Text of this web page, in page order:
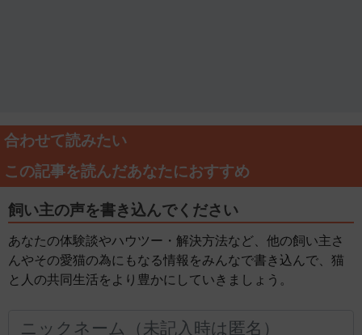
合わせて読みたい
この記事を読んだあなたにおすすめ
飼い主の声を書き込んでください
あなたの体験談やハウツー・解決方法など、他の飼い主さ
んやその愛猫の為にもなる情報をみんなで書き込んで、猫
と人の共同生活をより豊かにしていきましょう。